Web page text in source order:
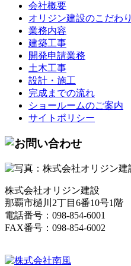
会社概要
オリジン建設のこだわり
業務内容
建築工事
開発申請業務
土木工事
設計・施工
完成までの流れ
ショールームのご案内
サイトポリシー
株式会社オリジン建設
那覇市樋川2丁目6番10号1階
電話番号：098-854-6001
FAX番号：098-854-6002